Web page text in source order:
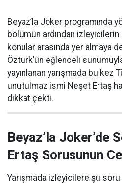
Beyaz’la Joker programında
bölümün ardından izleyicilerin
konular arasında yer almaya
Öztürk’ün eğlenceli
yayınlanan yarışmada bu kez
unutulmaz ismi Neşet Ertaş
dikkat çekti.
Beyaz’la Joker’de
Ertaş Sorusunun
Yarışmada izleyicilere şu